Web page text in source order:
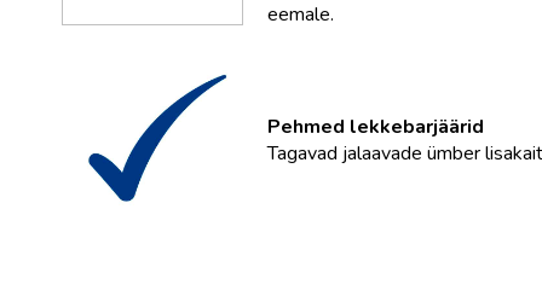
eemale.
Pehmed lekkebarjäärid
Tagavad jalaavade ümber